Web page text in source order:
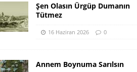
Şen Olasın Ürgüp Dumanın
Tütmez
16 Haziran 2026 0
Annem Boynuma Sarılsın